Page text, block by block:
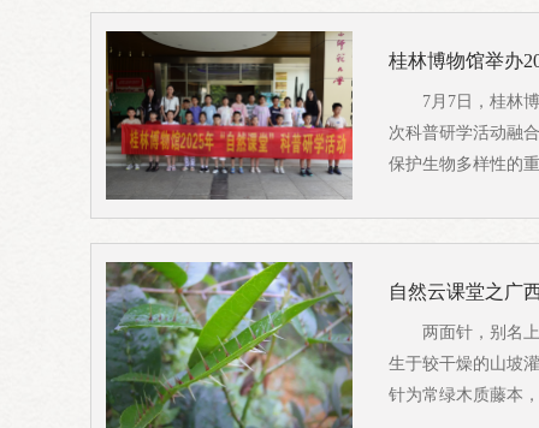
桂林博物馆举办
7月7日，桂林
次科普研学活动融
保护生物多样性的
自然云课堂之广
两面针，别名
生于较干燥的山坡
针为常绿木质藤本